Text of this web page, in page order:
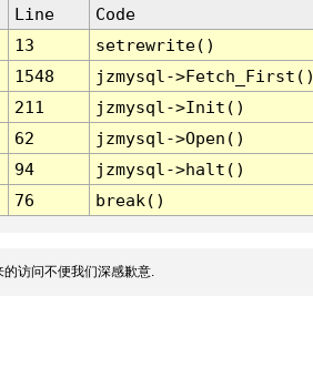
Line
Code
13
setrewrite()
1548
jzmysql-
211
jzmysql->Init()
62
jzmysql->Open()
94
jzmysql->halt()
76 break()
访问不便我们深感歉意.